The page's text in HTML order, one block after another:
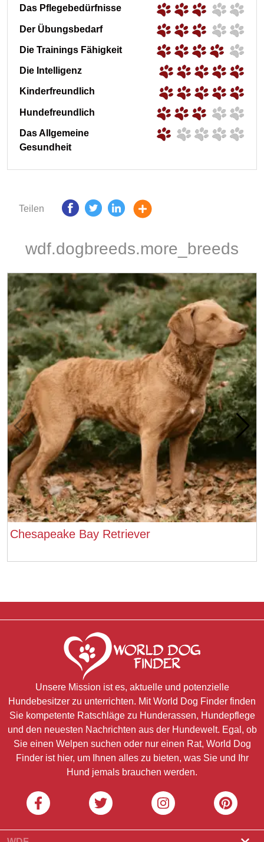
Das Pflegebedürfnisse
Der Übungsbedarf
Die Trainings Fähigkeit
Die Intelligenz
Kinderfreundlich
Hundefreundlich
Das Allgemeine
Gesundheit
Teilen
wdf.dogbreeds.more_breeds
Chesapeake Bay Retriever
Unsere Mission ist es, aktuelle und potenzielle
Hundebesitzer zu unterrichten. Mit World Dog Finder finden
Sie kompetente Ratschläge zu Hunderassen, Hundepflege
und den neuesten Nachrichten aus der Hundewelt. Egal, ob
Sie einen Welpen suchen oder nur einen Rat, World Dog
Finder ist hier, um Ihnen alles zu bieten, was Sie und Ihr
Hund jemals brauchen werden.